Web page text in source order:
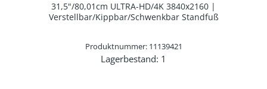
31,5"/80,01cm ULTRA-HD/4K 3840x2160 |
Verstellbar/Kippbar/Schwenkbar Standfuß
Produktnummer: 11139421
Lagerbestand: 1
Produkt Anzahl: Gib den